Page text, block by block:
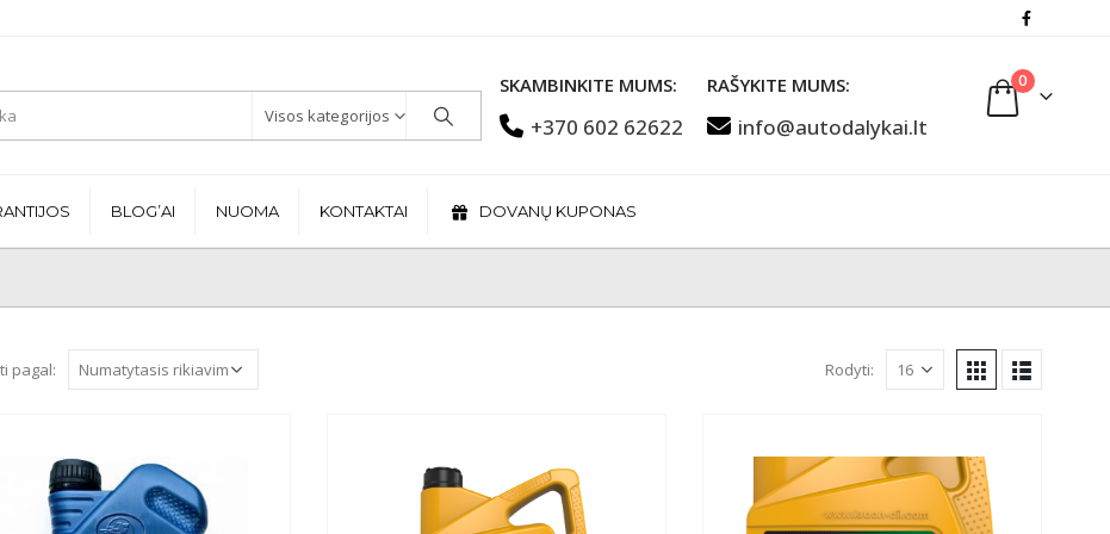
Visos kategorijos
SKAMBINKITE MUMS:
+370 602 62622
RAŠYKITE MUMS:
info@autodalykai.lt
0
BLOG’AI NUOMA KONTAKTAI DOVANŲ KUPONAS
pagal: Rodyti: